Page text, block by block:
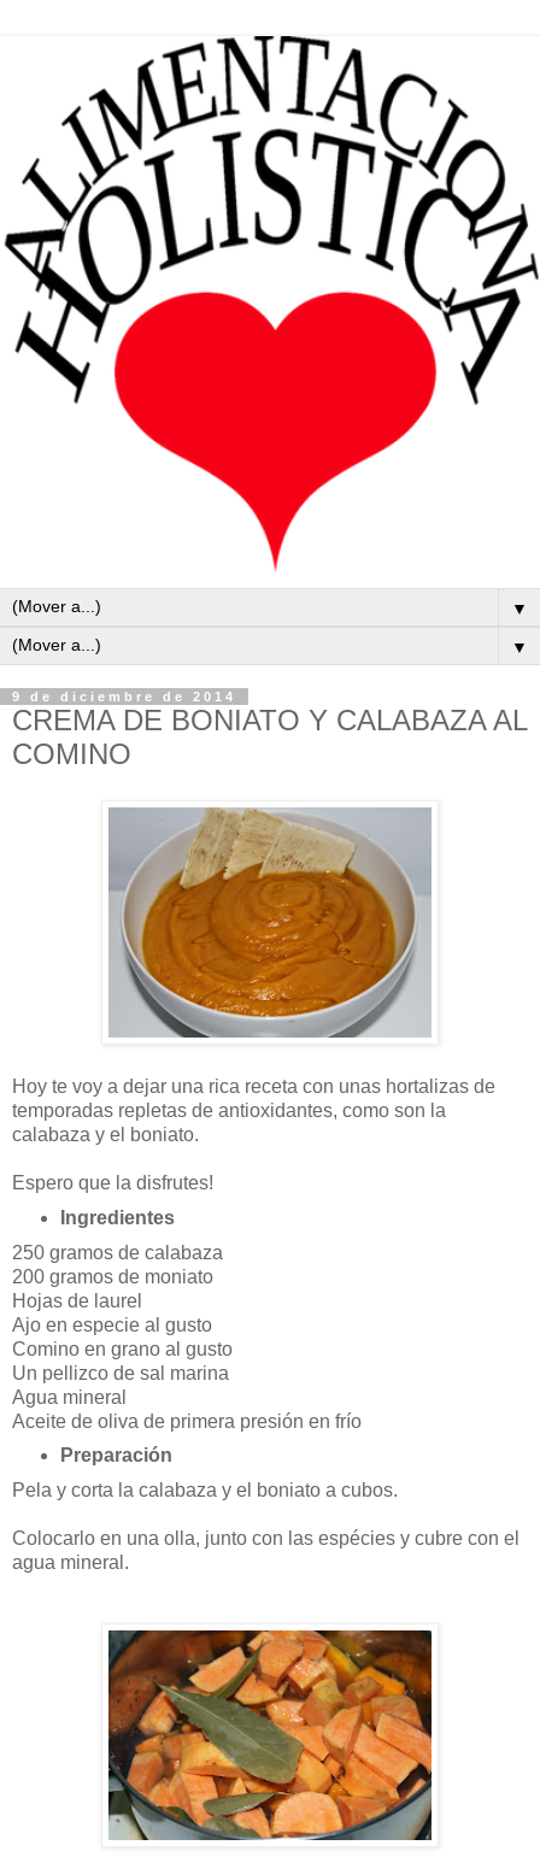
▼
▼
9 de diciembre de 2014
CREMA DE BONIATO Y CALABAZA AL
COMINO
Hoy te voy a dejar una rica receta con unas hortalizas de
temporadas repletas de antioxidantes, como son la
calabaza y el boniato.
Espero que la disfrutes!
Ingredientes
250 gramos de calabaza
200 gramos de moniato
Hojas de laurel
Ajo en especie al gusto
Comino en grano al gusto
Un pellizco de sal marina
Agua mineral
Aceite de oliva de primera presión en frío
Preparación
Pela y corta la calabaza y el boniato a cubos.
Colocarlo en una olla, junto con las espécies y cubre con el
agua mineral.